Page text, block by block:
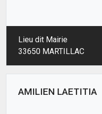
Lieu dit Mairie
33650 MARTILLAC
AMILIEN LAETITIA